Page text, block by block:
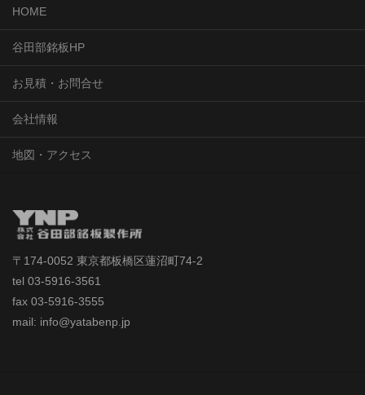
HOME
谷田部銘板HP
お見積・お問合せ
会社情報
地図・アクセス
〒174-0052 東京都板橋区蓮沼町74-2
tel 03-5916-3561
fax 03-5916-3555
mail: info@yatabenp.jp